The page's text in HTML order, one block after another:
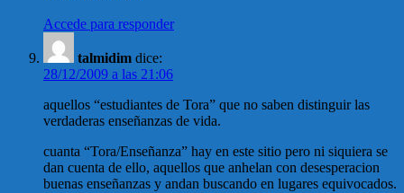
Accede para responder
talmidim dice:
28/12/2009 a las 21:06
aquellos “estudiantes de Tora” que no saben distinguir las
verdaderas enseñanzas de vida.
cuanta “Tora/Enseñanza” hay en este sitio pero ni siquiera se
dan cuenta de ello, aquellos que anhelan con desesperacion
buenas enseñanzas y andan buscando en lugares equivocados.